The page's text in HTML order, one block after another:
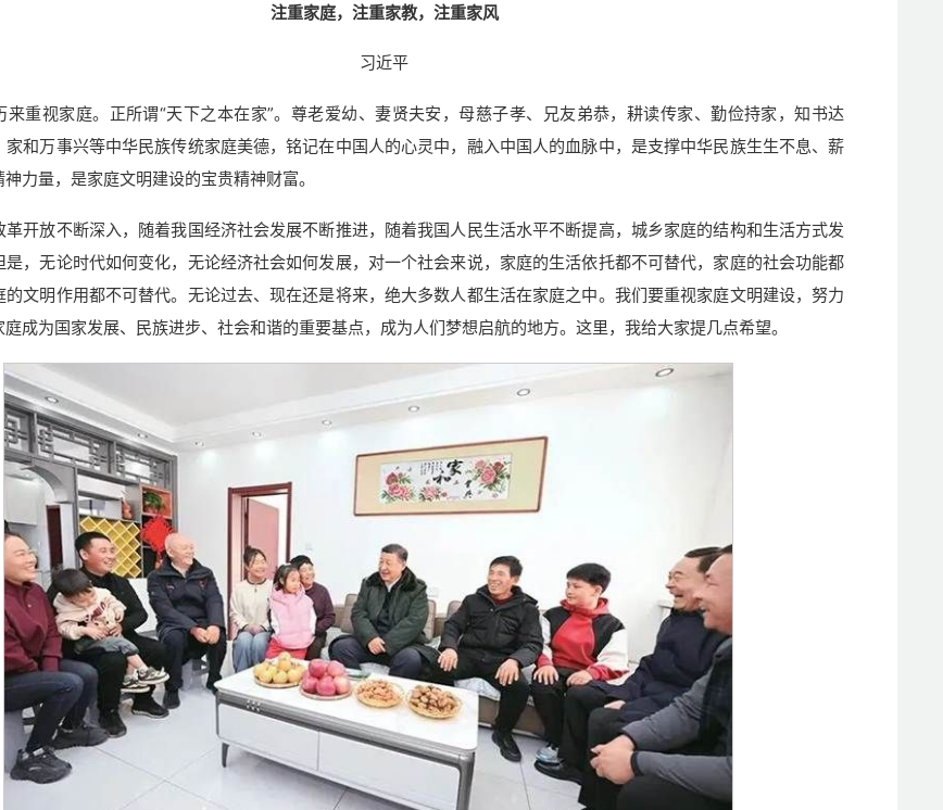
注重家庭，注重家教，注重家风
习近平
来重视家庭。正所谓“天下之本在家”。尊老爱幼、妻贤夫安，母慈子孝、兄友弟恭，耕读传家、勤俭持家，知书达
家和万事兴等中华民族传统家庭美德，铭记在中国人的心灵中，融入中国人的血脉中，是支撑中华民族生生不息、薪
神力量，是家庭文明建设的宝贵精神财富。
革开放不断深入，随着我国经济社会发展不断推进，随着我国人民生活水平不断提高，城乡家庭的结构和生活方式发
是，无论时代如何变化，无论经济社会如何发展，对一个社会来说，家庭的生活依托都不可替代，家庭的社会功能都
的文明作用都不可替代。无论过去、现在还是将来，绝大多数人都生活在家庭之中。我们要重视家庭文明建设，努力
成为国家发展、民族进步、社会和谐的重要基点，成为人们梦想启航的地方。这里，我给大家提几点希望。